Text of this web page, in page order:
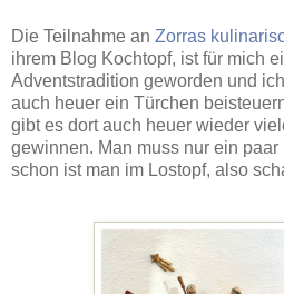
Die Teilnahme an Zorras
ihrem Blog Kochtopf, ist für mich
Adventstradition geworden und
auch heuer ein Türchen
gibt es dort auch heuer wieder
gewinnen. Man muss nur ein
schon ist man im Lostopf, also